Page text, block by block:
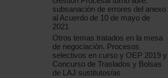
subsanación de errores del anexo
al Acuerdo de 10 de mayo de
2021
Otros temas tratados en la mesa
de negociación. Procesos
selectivos en curso y OEP 2019 y
Concurso de Traslados y Bolsas
de LAJ sustitutos/as